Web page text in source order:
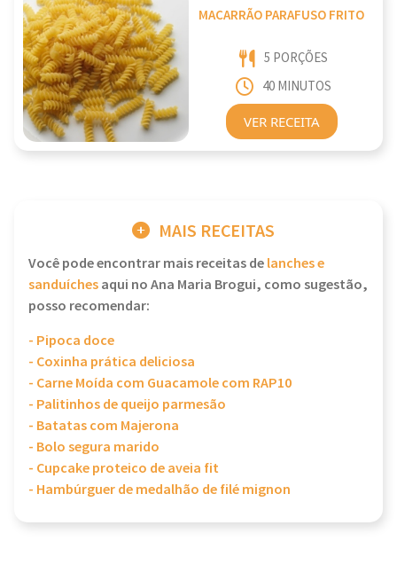
MACARRÃO PARAFUSO FRITO
5 PORÇÕES
40 MINUTOS
VER RECEITA
MAIS RECEITAS
Você pode encontrar mais receitas delanches e
sanduíchesaqui no Ana Maria Brogui, como sugestão,
posso recomendar:
- Pipoca doce
- Coxinha prática deliciosa
- Carne Moída com Guacamole com RAP10
- Palitinhos de queijo parmesão
- Batatas com Majerona
- Bolo segura marido
- Cupcake proteico de aveia fit
- Hambúrguer de medalhão de filé mignon